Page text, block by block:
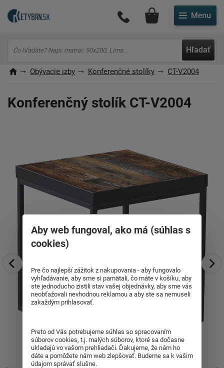
Hľadať
Môj účet
Obývacie izby Konferenčné stolíky CT-V2004
Konferenčný stolík CT-V2004
Aby web fungoval, ako má (súhlas s
cookies)
Pre čo najlepší zážitok z nakupovania - aby fungovalo
vyhľadávanie, aby sme si pamätali, čo máte v košíku, aby
ste jednoducho zistili stav vašej objednávky, aby sme vás
neobťažovali nevhodnou reklamou a aby ste sa nemuseli
zakaždým prihlasovať.
Preto od Vás potrebujeme súhlas so spracovaním
súborov cookies, t.j. malých súborov, ktoré sa dočasne
ukladajú vo vašom prehliadači. Ďakujeme, že nám ho
dáte a pomôžete nám web zlepšovať. Budeme sa k vašim
údajom správať slušne.